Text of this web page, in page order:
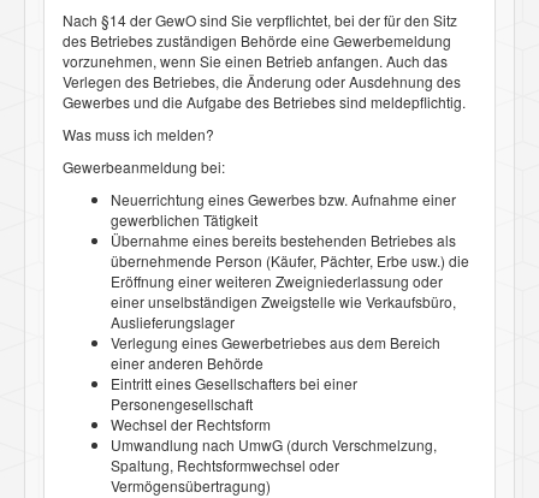
Nach §14 der GewO sind Sie verpflichtet, bei der für den Sitz
des Betriebes zuständigen Behörde eine Gewerbemeldung
vorzunehmen, wenn Sie einen Betrieb anfangen. Auch das
Verlegen des Betriebes, die Änderung oder Ausdehnung des
Gewerbes und die Aufgabe des Betriebes sind meldepflichtig.
Was muss ich melden?
Gewerbeanmeldung bei:
Neuerrichtung eines Gewerbes bzw. Aufnahme einer
gewerblichen Tätigkeit
Übernahme eines bereits bestehenden Betriebes als
übernehmende Person (Käufer, Pächter, Erbe usw.) die
Eröffnung einer weiteren Zweigniederlassung oder
einer unselbständigen Zweigstelle wie Verkaufsbüro,
Auslieferungslager
Verlegung eines Gewerbetriebes aus dem Bereich
einer anderen Behörde
Eintritt eines Gesellschafters bei einer
Personengesellschaft
Wechsel der Rechtsform
Umwandlung nach UmwG (durch Verschmelzung,
Spaltung, Rechtsformwechsel oder
Vermögensübertragung)